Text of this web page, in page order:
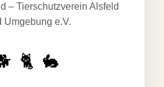
– Tierschutzverein Alsfeld
Umgebung e.V.
🐈 🐇